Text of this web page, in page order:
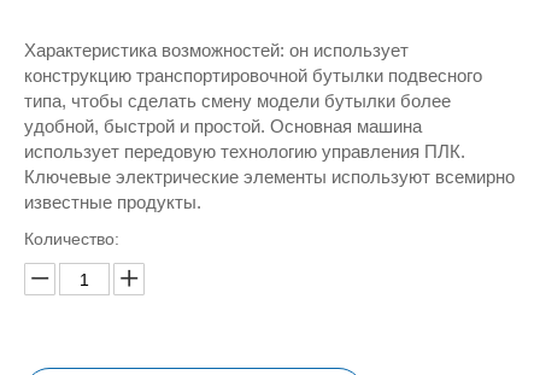
Характеристика возможностей: он использует
конструкцию транспортировочной бутылки подвесного
типа, чтобы сделать смену модели бутылки более
удобной, быстрой и простой. Основная машина
использует передовую технологию управления ПЛК.
Ключевые электрические элементы используют всемирно
известные продукты.
Количество: